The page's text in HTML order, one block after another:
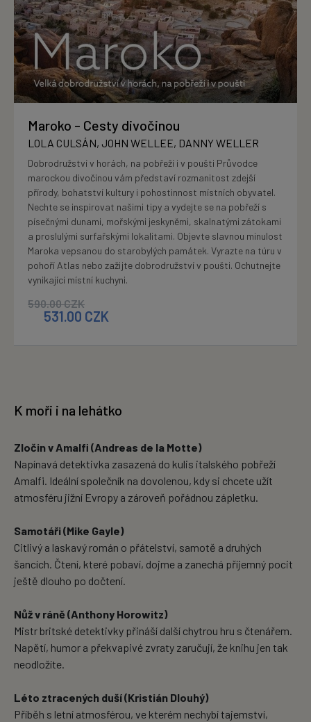
Maroko - Cesty divočinou
LOLA CULSÁN, JOHN WELLEE, DANNY WELLER
Dobrodružství v horách, na pobřeží i v poušti Průvodce
marockou divočinou vám představí rozmanitost zdejší
přírody, bohatství kultury i pohostinnost místních obyvatel.
Nechte se inspirovat našimi tipy a vydejte se na pobřeží s
písečnými dunami, mořskými jeskyněmi, skalnatými zátokami
a proslulými surfařskými lokalitami. Objevte slavnou minulost
Maroka vepsanou do starobylých památek. Vyrazte na túru v
pohoří Atlas nebo zažijte dobrodružství v poušti. Ochutnejte
vynikající místní kuchyni.
590.00CZK
531.00 CZK
K moři i na lehátko
Zločin v Amalfi (Andreas de la Motte)
Napínavá detektivka zasazená do kulis italského pobřeží
Amalfi. Ideální společník na dovolenou, kdy si chcete užít
atmosféru jižní Evropy a zároveň pořádnou zápletku.
Samotáři (Mike Gayle)
Citlivý a laskavý román o přátelství, samotě a druhých
šancích. Čtení, které pobaví, dojme a zanechá příjemný pocit
ještě dlouho po dočtení.
Nůž v ráně (Anthony Horowitz)
Mistr britské detektivky přináší další chytrou hru s čtenářem.
Napětí, humor a překvapivé zvraty zaručují, že knihu jen tak
neodložíte.
Léto ztracených duší (Kristián Dlouhý)
Příběh s letní atmosférou, ve kterém nechybí tajemství,